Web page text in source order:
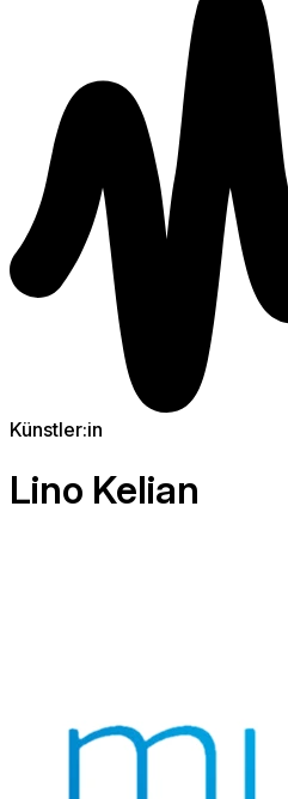
Künstler:in
Lino Kelian